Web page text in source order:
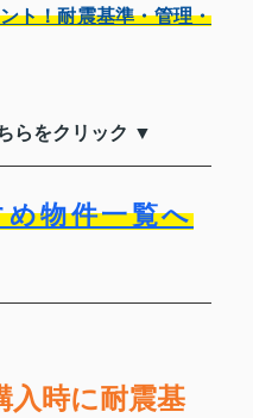
ト！耐震基準・管理・
らをクリック ▼
物件一覧へ
入時に耐震基